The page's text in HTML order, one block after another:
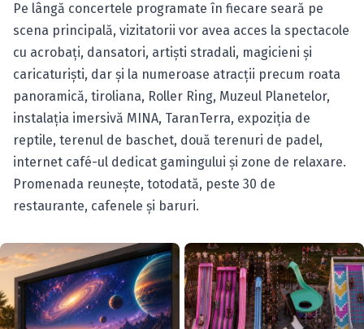
Pe lângă concertele programate în fiecare seară pe
scena principală, vizitatorii vor avea acces la spectacole
cu acrobați, dansatori, artiști stradali, magicieni și
caricaturiști, dar și la numeroase atracții precum roata
panoramică, tiroliana, Roller Ring, Muzeul Planetelor,
instalația imersivă MINA, TaranTerra, expoziția de
reptile, terenul de baschet, două terenuri de padel,
internet café-ul dedicat gamingului și zone de relaxare.
Promenada reunește, totodată, peste 30 de
restaurante, cafenele și baruri.